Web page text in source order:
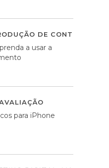
DE CONTEÚDOS
a usar a
para iPhone